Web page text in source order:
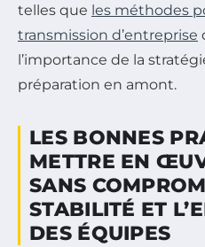
telles que les méthodes
transmission d’entreprise
l’importance de la
préparation en amont.
LES BONNES
METTRE EN
SANS
STABILITÉ ET
DES ÉQUIPES